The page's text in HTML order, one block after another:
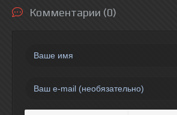
Комментарии (0)